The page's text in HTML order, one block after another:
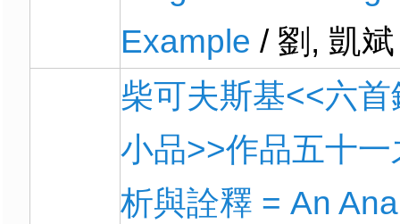
Example / 劉, 凱斌
柴可夫斯基<<六首
小品>>作品五十一
析與詮釋 = An